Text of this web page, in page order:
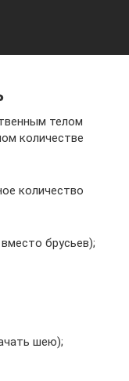
телом
количестве
количество
брусьев);
шею);